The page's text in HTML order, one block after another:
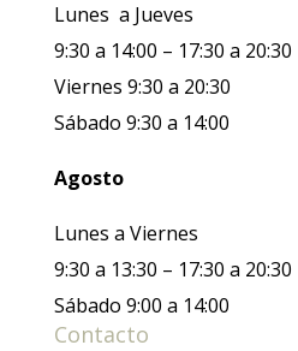
Lunes a Jueves
9:30 a 14:00 – 17:30 a 20:30
Viernes 9:30 a 20:30
Sábado 9:30 a 14:00
Agosto
Lunes a Viernes
9:30 a 13:30 – 17:30 a 20:30
Sábado 9:00 a 14:00
Contacto